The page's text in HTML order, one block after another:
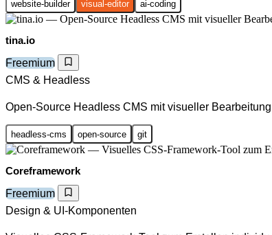
website-builder visual-editor ai-coding
tina.io
Freemium
CMS & Headless
Open-Source Headless CMS mit visueller
headless-cms open-source git
Coreframework
Freemium
Design & UI-Komponenten